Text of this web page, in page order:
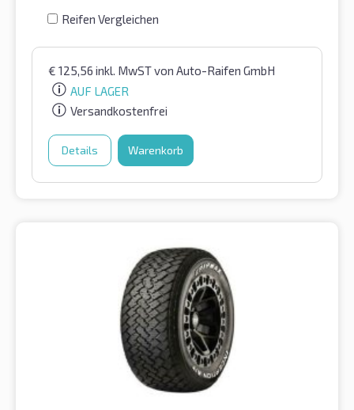
Reifen Vergleichen
€ 125,56 inkl. MwSTvon Auto-Raifen GmbH
AUF LAGER
Versandkostenfrei
Details Warenkorb